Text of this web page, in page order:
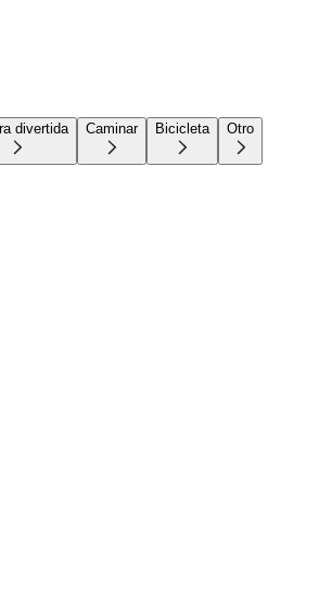
divertida Caminar Bicicleta Otro